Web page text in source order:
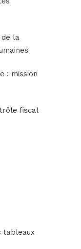
la
: mission
fiscal
tableaux